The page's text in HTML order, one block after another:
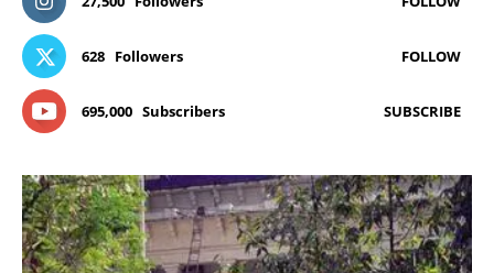
628 Followers FOLLOW
695,000 Subscribers SUBSCRIBE